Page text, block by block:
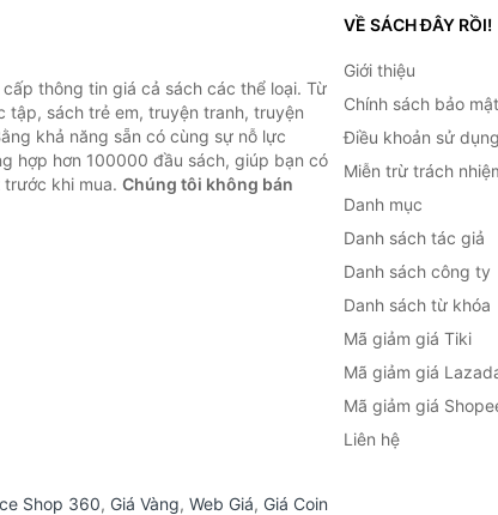
thông tin giá cả sách các thể loại. Từ
tập, sách trẻ em, truyện tranh, truyện
khả năng sẵn có cùng sự nỗ lực
hợp hơn 100000 đầu sách, giúp bạn có
khi mua. Chúng tôi không bán
VỀ SÁCH ĐÂY RỒI!
Giới thiệu
Chính sách bảo mật
Điều khoản sử dụng
Miễn trừ trách
Danh mục
Danh sách tác giả
Danh sách công ty
Danh sách từ khóa
Mã giảm giá Tiki
Mã giảm giá
Mã giảm giá
Liên hệ
Shop 360, Giá Vàng, Web Giá, Giá Coin